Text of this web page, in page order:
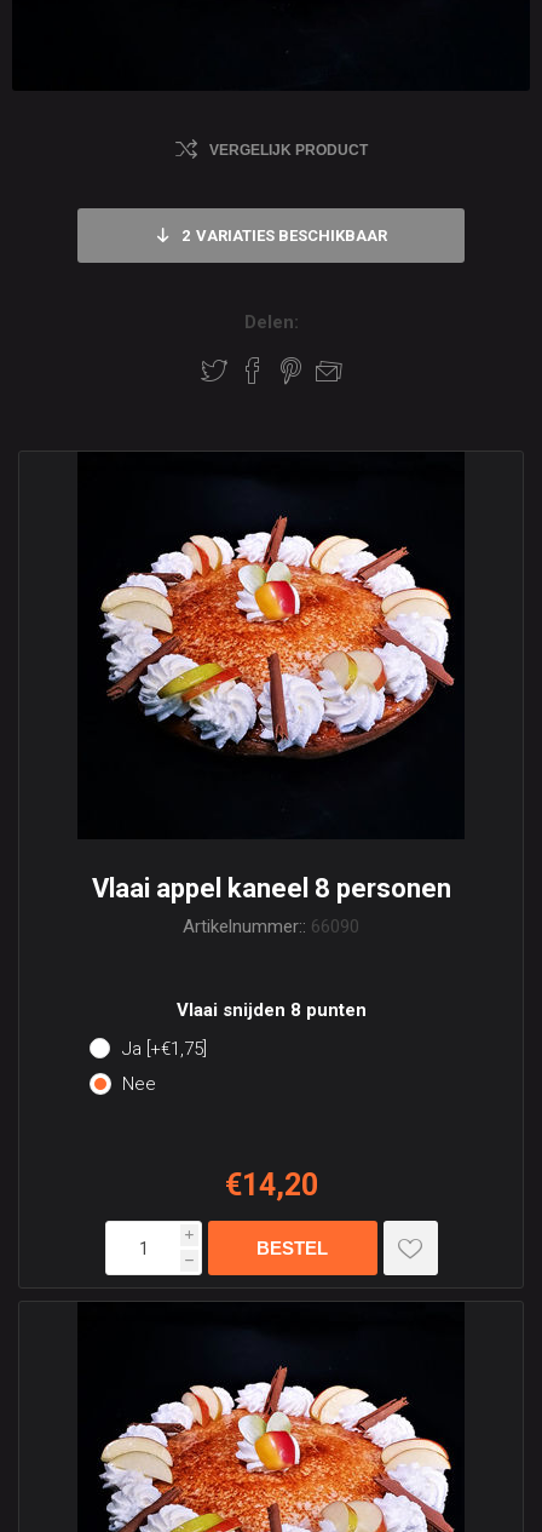
VERGELIJK PRODUCT
2 VARIATIES BESCHIKBAAR
Delen:
Vlaai appel kaneel 8 personen
Artikelnummer:: 66090
Vlaai snijden 8 punten
Ja [+€1,75]
Nee
€14,20
i
h